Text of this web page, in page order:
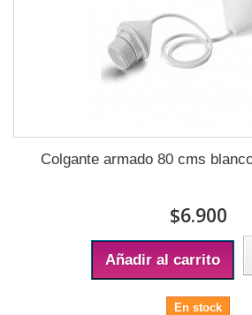
Colgante armado 80 cms
$6.900
Añadir al carrito
En stock